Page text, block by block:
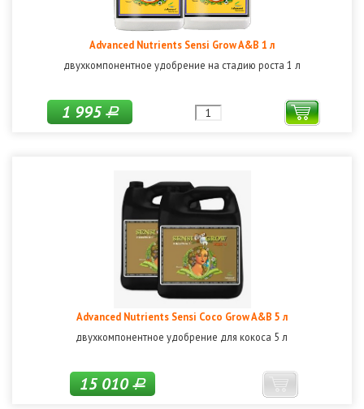
Advanced Nutrients Sensi Grow A&B 1 л
двухкомпонентное удобрение на стадию роста 1 л
1 995Р
Advanced Nutrients Sensi Coco Grow A&B 5 л
двухкомпонентное удобрение для кокоса 5 л
15 010Р